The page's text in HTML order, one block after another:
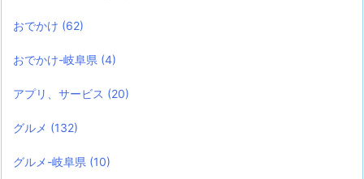
おでかけ (62)
おでかけ-岐阜県 (4)
アプリ、サービス (20)
グルメ (132)
グルメ-岐阜県 (10)